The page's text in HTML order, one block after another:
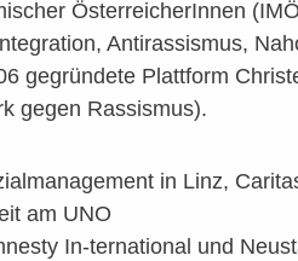
ÖsterreicherInnen
Antirassismus,
gegründete Plattform
gegen Rassismus).
in Linz,
am UNO
In-ternational und